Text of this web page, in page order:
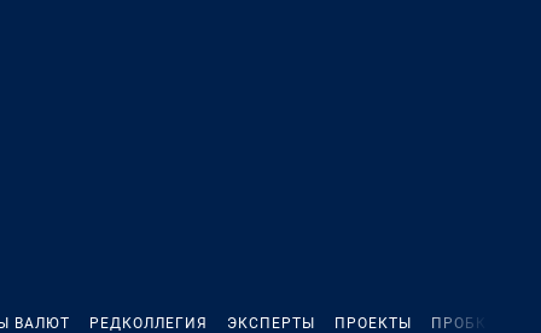
ВАЛЮТ РЕДКОЛЛЕГИЯ ЭКСПЕРТЫ ПРОЕКТЫ ПРОБКИ